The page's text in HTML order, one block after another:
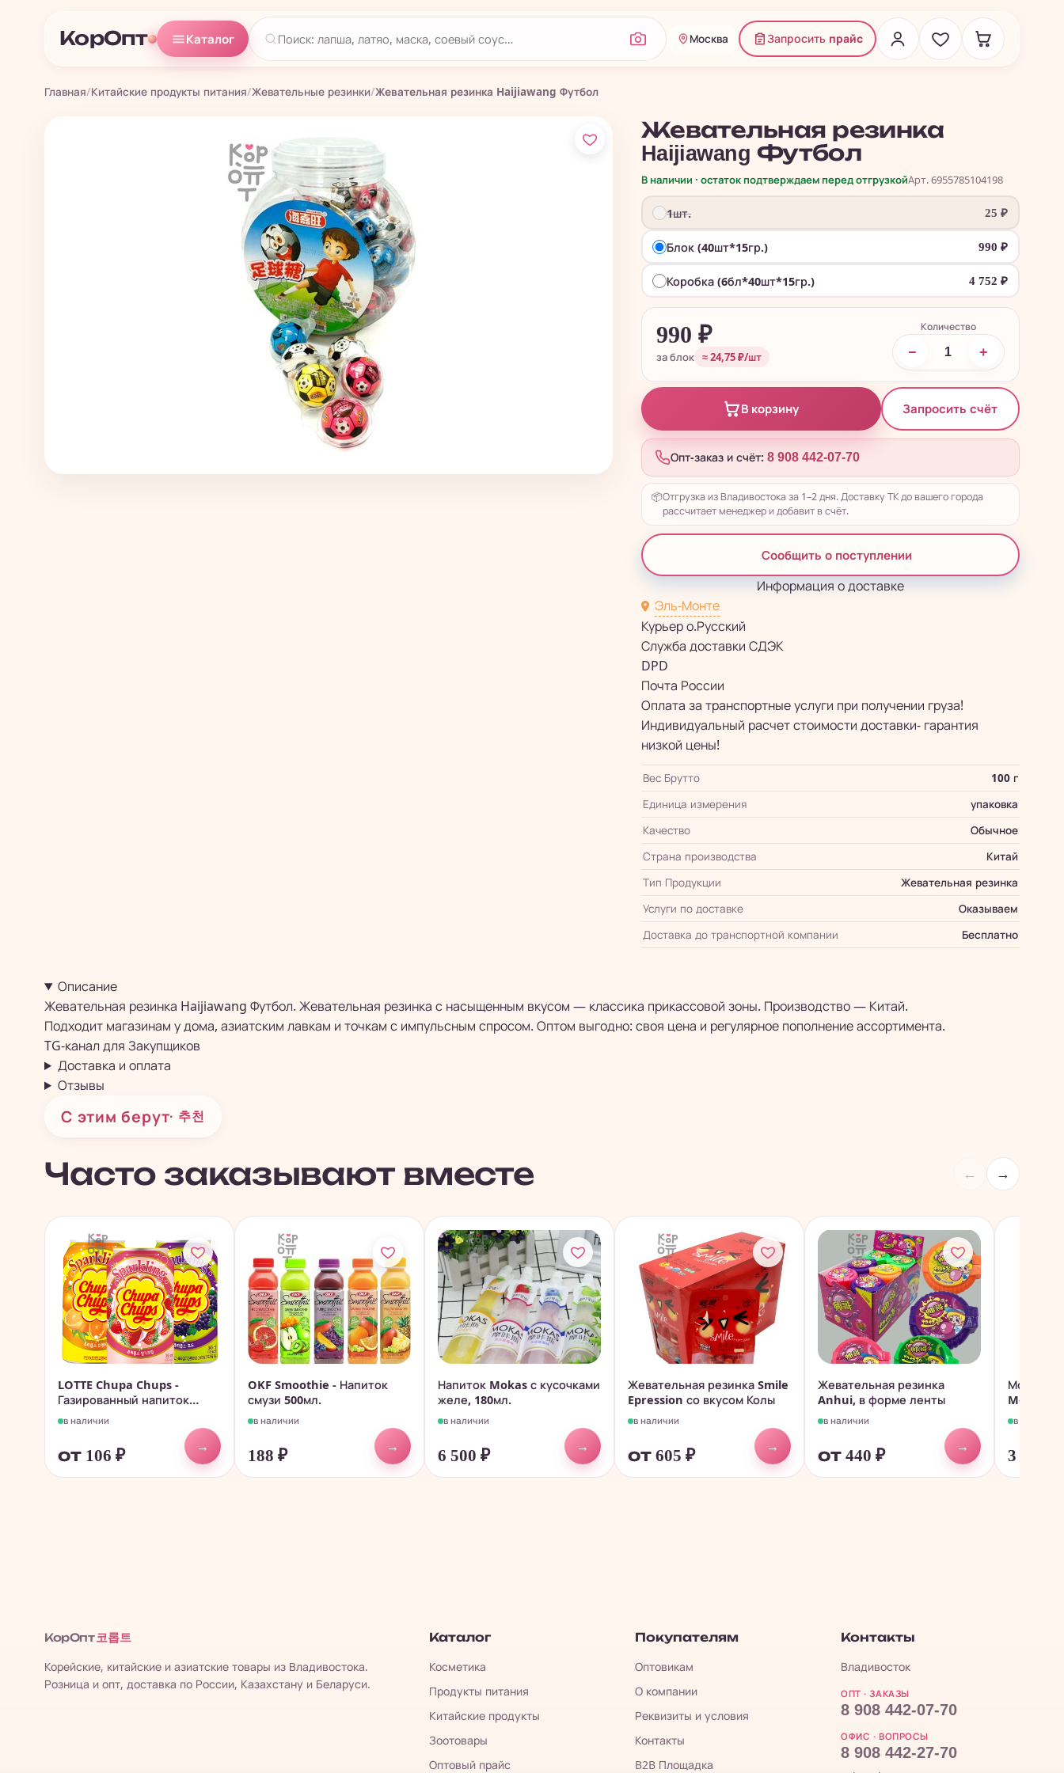
КорОпт Каталог Москва Запросить прайс
Главная/Китайские продукты питания/Жевательные резинки/Жевательная резинка Haijiawang Футбол
Жевательная резинка
Haijiawang Футбол
В наличии · остаток подтверждаем перед отгрузкойАрт. 6955785104198
1шт. 25₽
Блок (40шт*15гр.) 990₽
Коробка (6бл*40шт*15гр.) 4 752₽
990 ₽
за блок ≈ 24,75 ₽/шт
Количество
− +
В корзину Запросить счёт
Опт-заказ и счёт: 8 908 442-07-70
📦Отгрузка из Владивостока за 1–2 дня. Доставку ТК до вашего города
рассчитает менеджер и добавит в счёт.
Сообщить о поступлении
Информация о доставке
Эль-Монте
Курьер о.Русский
Служба доставки СДЭК
DPD
Почта России
Оплата за транспортные услуги при получении груза!
Индивидуальный расчет стоимости доставки- гарантия
низкой цены!
Вес Брутто
100 г
Единица измерения
упаковка
Качество
Обычное
Страна производства
Китай
Тип Продукции
Жевательная резинка
Услуги по доставке
Оказываем
Доставка до транспортной компании
Бесплатно
Описание
Жевательная резинка Haijiawang Футбол. Жевательная резинка с насыщенным вкусом — классика прикассовой зоны. Производство — Китай.
Подходит магазинам у дома, азиатским лавкам и точкам с импульсным спросом. Оптом выгодно: своя цена и регулярное пополнение ассортимента.
TG-канал для Закупщиков
Доставка и оплата
Отзывы
С этим берут· 추천
Часто заказывают вместе ← →
LOTTE Chupa Chups -
Газированный напиток
345мл
в наличии
от 106 ₽
→
OKF Smoothie - Напиток
смузи 500мл.
в наличии
188 ₽
→
Напиток Mokas с кусочками
желе, 180мл.
в наличии
6 500 ₽
→
Жевательная резинка Smile
Epression со вкусом Колы
в наличии
от 605 ₽
→
Жевательная резинка
Anhui, в форме ленты
в наличии
от 440 ₽
→
Моти
Mochi с
джемом,
в наличии
3 800
КорОпт 코롭트
Корейские, китайские и азиатские товары из Владивостока.
Розница и опт, доставка по России, Казахстану и Беларуси.
Каталог
Косметика
Продукты питания
Китайские продукты
Зоотовары
Оптовый прайс
Покупателям
Оптовикам
О компании
Реквизиты и условия
Контакты
B2B Площадка
Контакты
Владивосток
ОПТ · ЗАКАЗЫ
8 908 442-07-70
ОФИС · ВОПРОСЫ
8 908 442-27-70